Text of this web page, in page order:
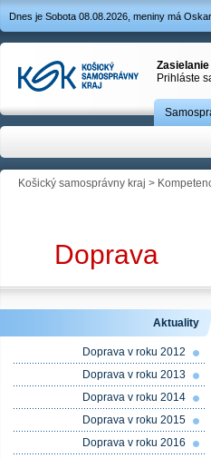
Dnes je Sobota 08.08.2026, meniny má Oskar
Prihláste
Košický samosprávny kraj >
Doprava
Aktuality
Doprava v roku 2012
Doprava v roku 2013
Doprava v roku 2014
Doprava v roku 2015
Doprava v roku 2016